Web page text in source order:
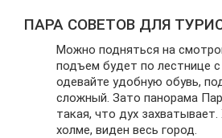
ПАРА СОВЕТОВ ДЛЯ
Можно подняться на
подъем будет по лестнице
одевайте удобную обувь,
сложный. Зато панорама
такая, что дух
холме, виден весь город.